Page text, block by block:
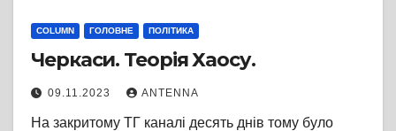
COLUMN ГОЛОВНЕ ПОЛІТИКА
Черкаси. Теорія Хаосу.
09.11.2023 ANTENNA
На закритому ТГ каналі десять днів тому було